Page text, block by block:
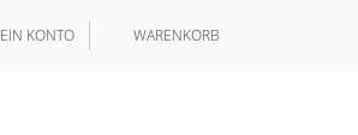
KONTO WARENKORB